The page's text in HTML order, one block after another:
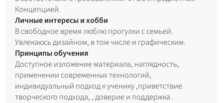
Концепцией.
Личные интересы и хобби
В свободное время люблю прогулки с семьей.
Увлекаюсь дизайном, в том числе и графическим.
Принципы обучения
Доступное изложение материала, наглядность,
применении современных технологий,
индивидуальный подход к ученику ,приветствие
творческого подхода, , доверие и поддержка .